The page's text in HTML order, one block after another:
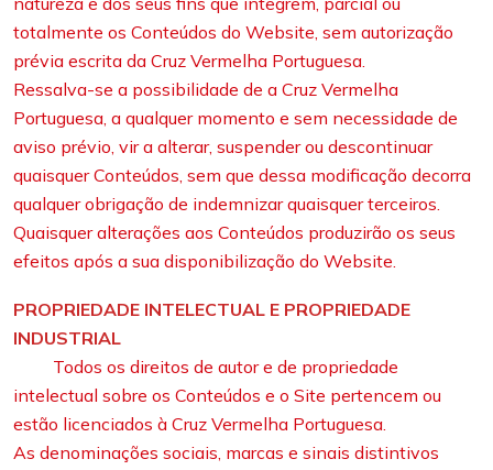
totalmente os Conteúdos do Website, sem autorização
prévia escrita da Cruz Vermelha Portuguesa.
Ressalva-se a possibilidade de a Cruz Vermelha
Portuguesa, a qualquer momento e sem necessidade de
aviso prévio, vir a alterar, suspender ou descontinuar
quaisquer Conteúdos, sem que dessa modificação decorra
qualquer obrigação de indemnizar quaisquer terceiros.
Quaisquer alterações aos Conteúdos produzirão os seus
efeitos após a sua disponibilização do Website.
PROPRIEDADE INTELECTUAL E PROPRIEDADE
INDUSTRIAL
Todos os direitos de autor e de propriedade
intelectual sobre os Conteúdos e o Site pertencem ou
estão licenciados à Cruz Vermelha Portuguesa.
As denominações sociais, marcas e sinais distintivos